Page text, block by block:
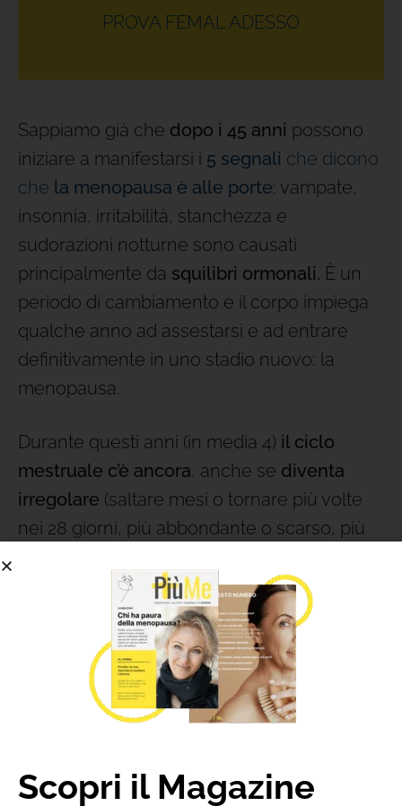
PROVA FEMAL ADESSO
Sappiamo già che dopo i 45 anni possono
iniziare a manifestarsi i 5 segnali che dicono
che la menopausa è alle porte: vampate,
insonnia, irritabilità, stanchezza e
sudorazioni notturne sono causati
principalmente da squilibri ormonali. È un
periodo di cambiamento e il corpo impiega
qualche anno ad assestarsi e ad entrare
definitivamente in uno stadio nuovo: la
menopausa.
Durante questi anni (in media 4) il ciclo
mestruale c’è ancora, anche se diventa
irregolare (saltare mesi o tornare più volte
nei 28 giorni, più abbondante o scarso, più
per davvero non è il ciclo, magli equilibri
ormonali che lo determinano.
Ecco che si tratta delle stesse cause
possono essere alla base di un ciclo
e di qualche giorno di ansia,
Scopri il Magazine